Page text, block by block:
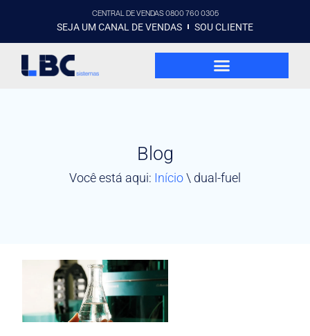
CENTRAL DE VENDAS 0800 760 0305
SEJA UM CANAL DE VENDAS SOU CLIENTE
Blog
Você está aqui: Início\ dual-fuel